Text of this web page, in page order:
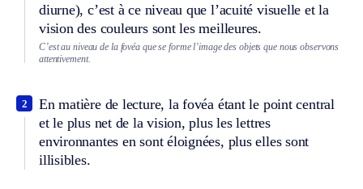
diurne), c’est à ce niveau que l’acuité visuelle et la
vision des couleurs sont les meilleures.
C’est au niveau de la fovéa que se forme l’image des objets que nous observons
attentivement.
En matière de lecture, la fovéa étant le point central
et le plus net de la vision, plus les lettres
environnantes en sont éloignées, plus elles sont
illisibles.
2